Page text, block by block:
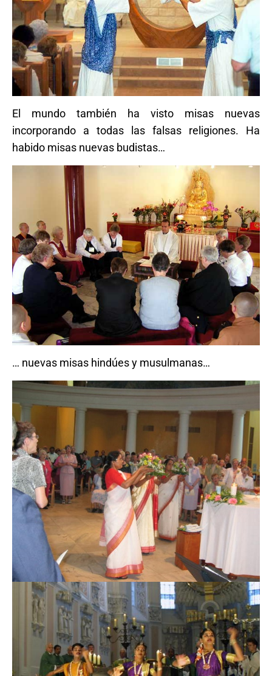
El mundo también ha visto misas nuevas
incorporando a todas las falsas religiones. Ha
habido misas nuevas budistas…
… nuevas misas hindúes y musulmanas…